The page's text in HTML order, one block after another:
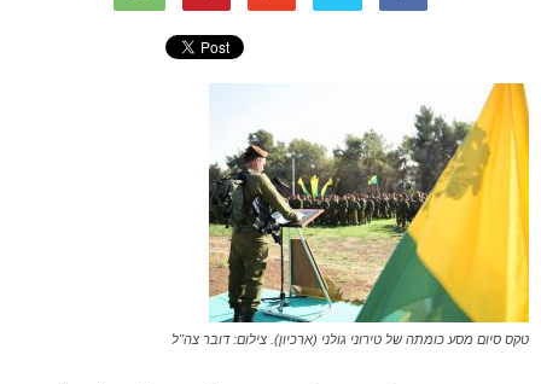
טקס סיום מסע כומתה של טירוני גולני (ארכיון). צילום: דובר צה"ל